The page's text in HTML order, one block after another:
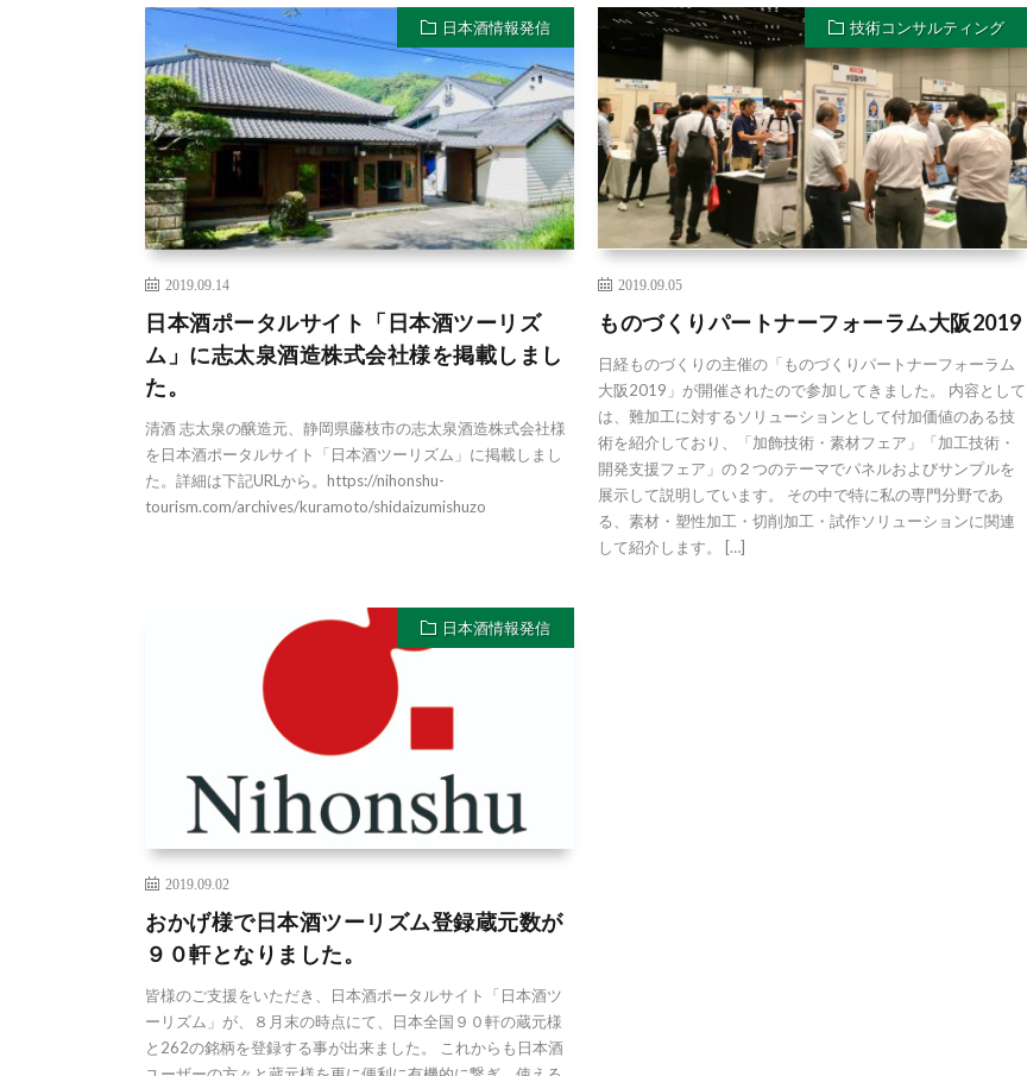
日本酒情報発信
2019.09.14
日本酒ポータルサイト「日本酒ツーリズ
ム」に志太泉酒造株式会社様を掲載しまし
た。
清酒 志太泉の醸造元、静岡県藤枝市の志太泉酒造株式会社様
を日本酒ポータルサイト「日本酒ツーリズム」に掲載しまし
た。詳細は下記URLから。https://nihonshu-
tourism.com/archives/kuramoto/shidaizumishuzo
技術コンサルティング
2019.09.05
ものづくりパートナーフォーラム大阪2019
日経ものづくりの主催の「ものづくりパートナーフォーラム
大阪2019」が開催されたので参加してきました。 内容として
は、難加工に対するソリューションとして付加価値のある技
術を紹介しており、「加飾技術・素材フェア」「加工技術・
開発支援フェア」の２つのテーマでパネルおよびサンプルを
展示して説明しています。 その中で特に私の専門分野であ
る、素材・塑性加工・切削加工・試作ソリューションに関連
して紹介します。 […]
日本酒情報発信
2019.09.02
おかげ様で日本酒ツーリズム登録蔵元数が
９０軒となりました。
皆様のご支援をいただき、日本酒ポータルサイト「日本酒ツ
ーリズム」が、８月末の時点にて、日本全国９０軒の蔵元様
と262の銘柄を登録する事が出来ました。 これからも日本酒